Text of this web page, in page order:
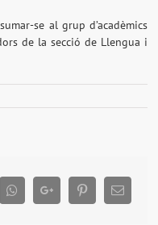
se al grup d’acadèmics
de la secció de Llengua i
WhatsappGoogle+ PinterestEmail